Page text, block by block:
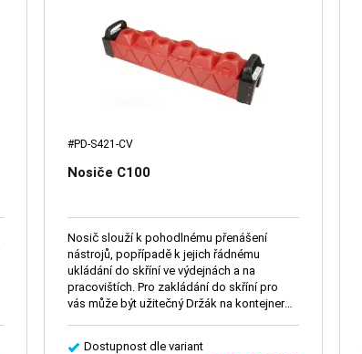
#PD-S421-CV
Nosiče C100
Nosič slouží k pohodlnému přenášení
nástrojů, popřípadě k jejich řádnému
ukládání do skříní ve výdejnách a na
pracovištích. Pro zakládání do skříní pro
vás může být užitečný Držák na kontejner
Dostupnost dle variant